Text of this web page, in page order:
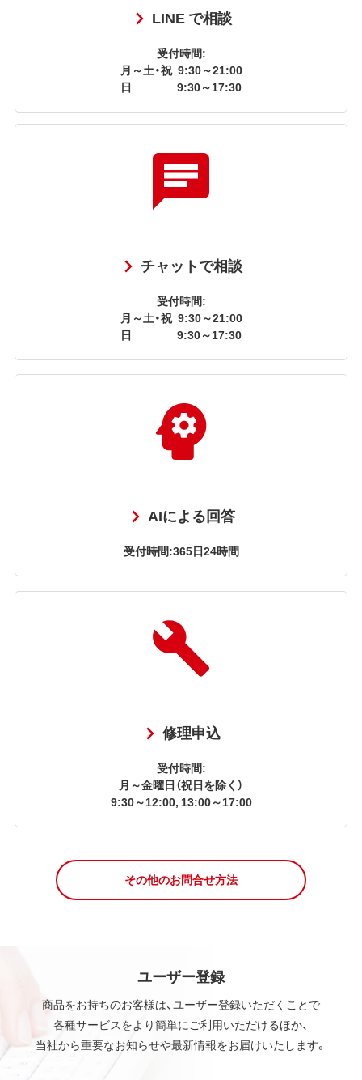
LINE で相談
受付時間:
月～土・祝 9:30～21:00
日
9:30～17:30
チャットで相談
受付時間:
月～土・祝 9:30～21:00
日
9:30～17:30
AIによる回答
受付時間:365日24時間
修理申込
受付時間:
月～金曜日（祝日を除く）
9:30～12:00, 13:00～17:00
その他のお問合せ方法
ユーザー登録
商品をお持ちのお客様は、ユーザー登録いただくことで
各種サービスをより簡単にご利用いただけるほか、
当社から重要なお知らせや最新情報をお届けいたします。